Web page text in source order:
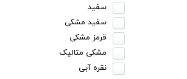
سفید
سفید مشکی
قرمز مشکی
مشکی متالیک
نقره آبی